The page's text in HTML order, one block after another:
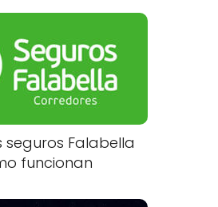
seguros Falabella
funcionan